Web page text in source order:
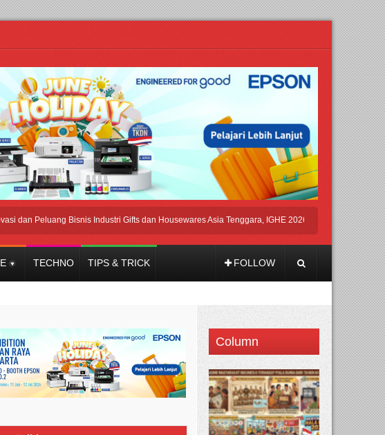
Bisnis Industri Gifts dan Housewares Asia Tenggara, IGHE 2026 Kembali Digelar di Jakarta
TECHNO TIPS & TRICK FOLLOW
Column